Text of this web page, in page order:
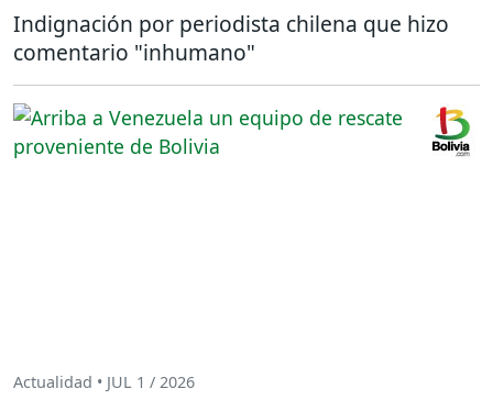
Indignación por periodista chilena que hizo
comentario "inhumano"
Actualidad • JUL 1 / 2026